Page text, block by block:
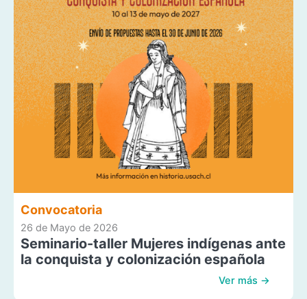
Convocatoria
26 de Mayo de 2026
Seminario-taller Mujeres indígenas ante
la conquista y colonización española
Ver más →